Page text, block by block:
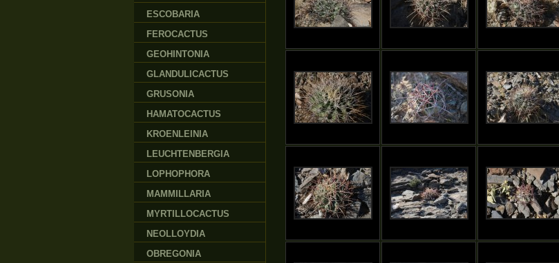
ESCOBARIA
FEROCACTUS
GEOHINTONIA
GLANDULICACTUS
GRUSONIA
HAMATOCACTUS
KROENLEINIA
LEUCHTENBERGIA
LOPHOPHORA
MAMMILLARIA
MYRTILLOCACTUS
NEOLLOYDIA
OBREGONIA